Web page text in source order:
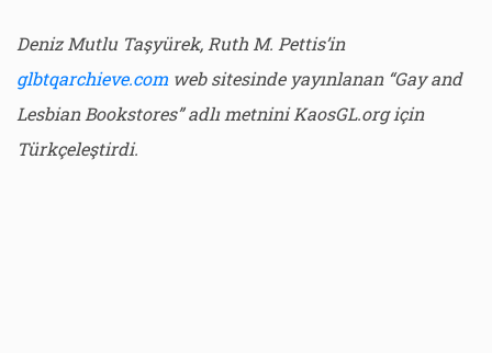
Deniz Mutlu Taşyürek, Ruth M. Pettis’in
glbtqarchieve.com web sitesinde yayınlanan “Gay and
Lesbian Bookstores” adlı metnini KaosGL.org için
Türkçeleştirdi.